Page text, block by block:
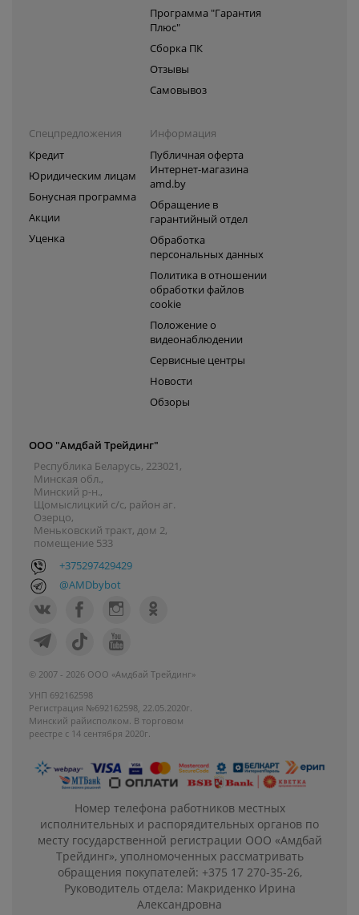
Программа "Гарантия
Плюс"
Сборка ПК
Отзывы
Самовывоз
Спецпредложения
Кредит
Юридическим лицам
Бонусная программа
Акции
Уценка
Информация
Публичная оферта
Интернет-магазина
amd.by
Обращение в
гарантийный отдел
Обработка
персональных данных
Политика в отношении
обработки файлов
cookie
Положение о
видеонаблюдении
Сервисные центры
Новости
Обзоры
ООО "Амдбай Трейдинг"
Республика Беларусь, 223021,
Минская обл.,
Минский р-н.,
Щомыслицкий с/с, район аг.
Озерцо,
Меньковский тракт, дом 2,
помещение 533
+375297429429
@AMDbybot
© 2007 - 2026 ООО «Амдбай Трейдинг»
УНП 692162598
Регистрация №692162598, 22.05.2020г.
Минский райисполком. В торговом
реестре с 14 сентября 2020г.
Номер телефона работников местных
исполнительных и распорядительных органов по
месту государственной регистрации ООО «Амдбай
Трейдинг», уполномоченных рассматривать
обращения покупателей: +375 17 270-35-26,
Руководитель отдела: Макриденко Ирина
Александровна